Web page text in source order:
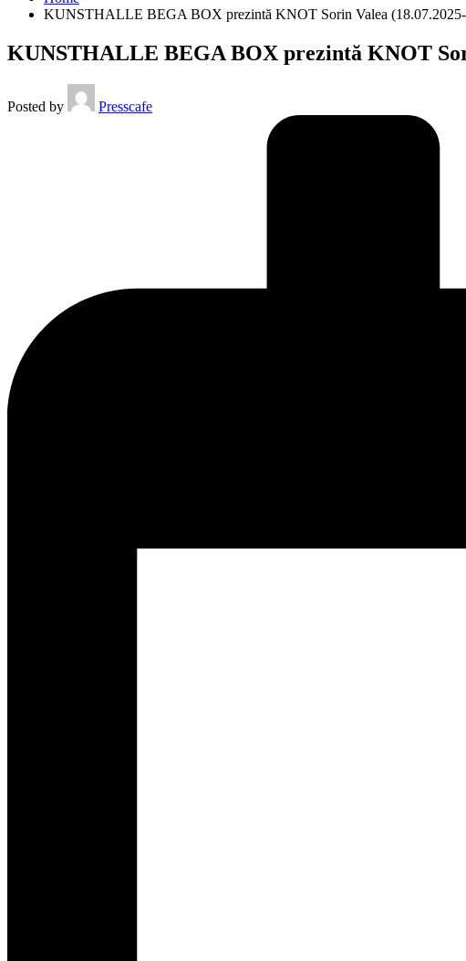
KUNSTHALLE BEGA BOX prezintă KNOT Sorin Valea
KUNSTHALLE BEGA BOX prezintă KNOT
Posted by Presscafe